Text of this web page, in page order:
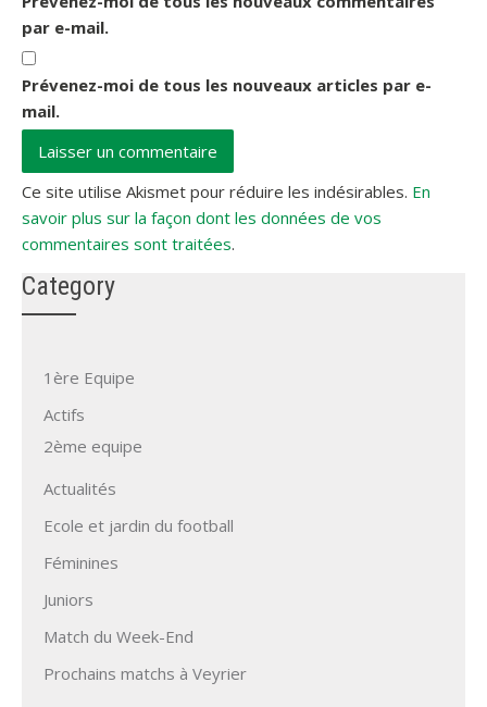
par e-mail.
Prévenez-moi de tous les nouveaux articles par e-
mail.
Ce site utilise Akismet pour réduire les indésirables. En
savoir plus sur la façon dont les données de vos
commentaires sont traitées.
Category
1ère Equipe
Actifs
2ème equipe
Actualités
Ecole et jardin du football
Féminines
Juniors
Match du Week-End
Prochains matchs à Veyrier